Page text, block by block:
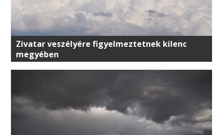
Zivatar veszélyére figyelmeztetnek kilenc
megyében